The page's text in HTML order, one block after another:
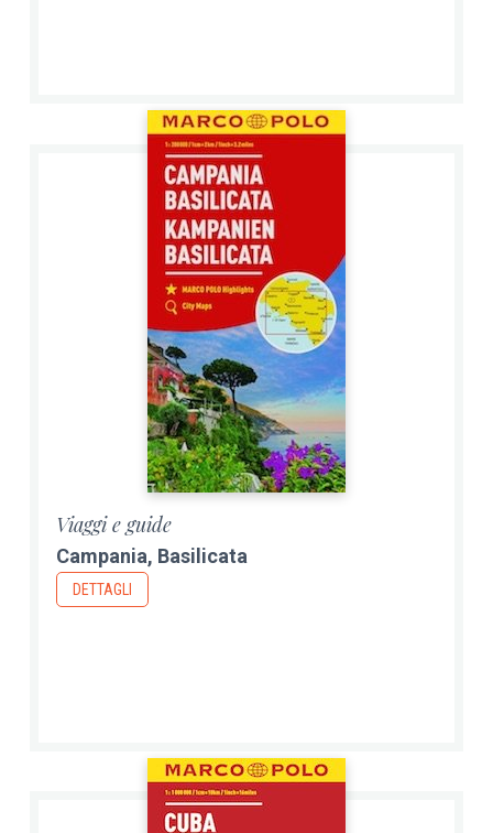
Viaggi e guide
Campania, Basilicata
DETTAGLI